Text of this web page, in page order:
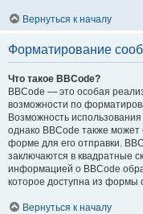
Вернуться к началу
Форматирование
Что такое BBCode?
BBCode — это особая
возможности по
Возможность
однако BBCode также
форме для его отправки.
заключаются в квадратные
информацией о BBCode
которое доступна из формы
Вернуться к началу